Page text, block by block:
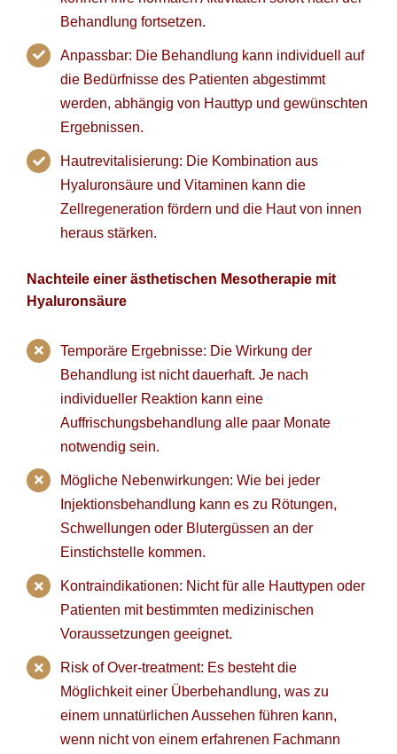
Behandlung fortsetzen.
Anpassbar: Die Behandlung kann individuell auf
die Bedürfnisse des Patienten abgestimmt
werden, abhängig von Hauttyp und gewünschten
Ergebnissen.
Hautrevitalisierung: Die Kombination aus
Hyaluronsäure und Vitaminen kann die
Zellregeneration fördern und die Haut von innen
heraus stärken.
Nachteile einer ästhetischen Mesotherapie mit
Hyaluronsäure
Temporäre Ergebnisse: Die Wirkung der
Behandlung ist nicht dauerhaft. Je nach
individueller Reaktion kann eine
Auffrischungsbehandlung alle paar Monate
notwendig sein.
Mögliche Nebenwirkungen: Wie bei jeder
Injektionsbehandlung kann es zu Rötungen,
Schwellungen oder Blutergüssen an der
Einstichstelle kommen.
Kontraindikationen: Nicht für alle Hauttypen oder
Patienten mit bestimmten medizinischen
Voraussetzungen geeignet.
Risk of Over-treatment: Es besteht die
Möglichkeit einer Überbehandlung, was zu
einem unnatürlichen Aussehen führen kann,
wenn nicht von einem erfahrenen Fachmann